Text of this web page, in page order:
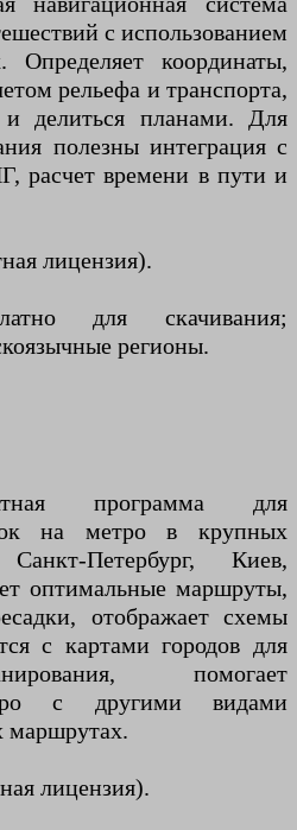
с использованием
Определяет координаты,
рельефа и транспорта,
и делиться планами. Для
полезны интеграция с
расчет времени в пути и
лицензия).
для скачивания;
регионы.
программа для
на метро в крупных
Петербург, Киев,
оптимальные маршруты,
отображает схемы
с картами городов для
помогает
с другими видами
маршрутах.
лицензия).